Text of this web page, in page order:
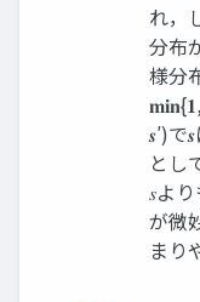
れ，
分布
様分
𝒔′)で
とし
𝑠よ
が微
まり